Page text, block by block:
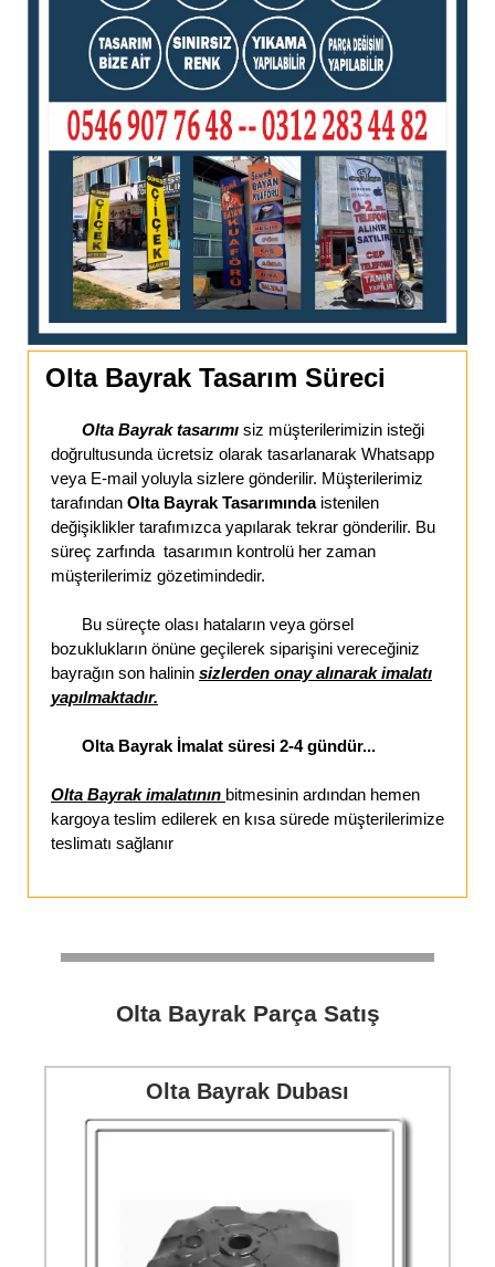
Olta Bayrak Tasarım Süreci
Olta Bayrak tasarımı siz müşterilerimizin isteği
doğrultusunda ücretsiz olarak tasarlanarak Whatsapp
veya E-mail yoluyla sizlere gönderilir. Müşterilerimiz
tarafından Olta Bayrak Tasarımında istenilen
değişiklikler tarafımızca yapılarak tekrar gönderilir. Bu
süreç zarfında tasarımın kontrolü her zaman
müşterilerimiz gözetimindedir.
Bu süreçte olası hataların veya görsel
bozuklukların önüne geçilerek siparişini vereceğiniz
bayrağın son halinin sizlerden onay alınarak imalatı
yapılmaktadır.
Olta Bayrak İmalat süresi 2-4 gündür...
Olta Bayrak imalatının bitmesinin ardından hemen
kargoya teslim edilerek en kısa sürede müşterilerimize
teslimatı sağlanır
Olta Bayrak Parça Satış
Olta Bayrak Dubası